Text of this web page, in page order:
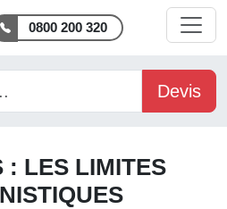
0800 200 320
Devis
: LES LIMITES